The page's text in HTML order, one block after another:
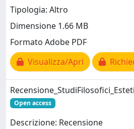
Tipologia: Altro
Dimensione 1.66 MB
Formato Adobe PDF
Visualizza/Apri
Open access
Descrizione: Recensione